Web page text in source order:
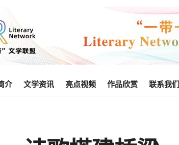
介 文学资讯 亮点视频 作品欣赏 联系我们